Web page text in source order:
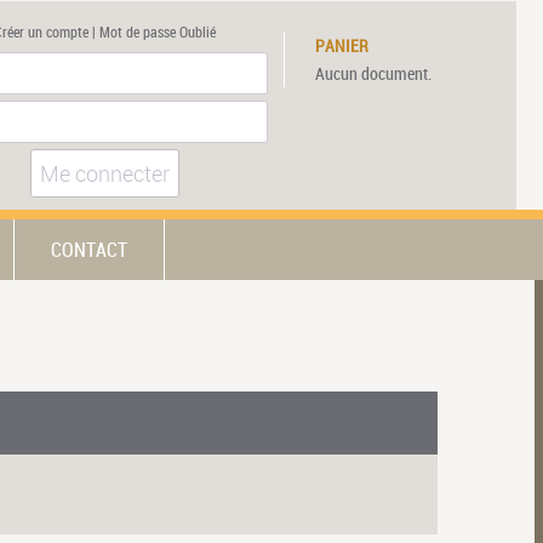
un compte| Mot de passe Oublié
Me connecter
PANIER
Aucun document.
CONTACT